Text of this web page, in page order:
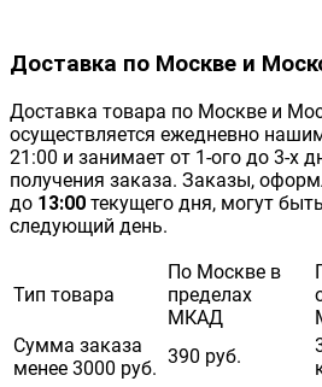
Доставка по Москве и
Доставка товара по Москве и
осуществляется ежедневно
21:00 и занимает от 1-ого до 3-х
получения заказа. Заказы,
до 13:00 текущего дня, могут
следующий день.
Тип товара
По Москве в
пределах
МКАД
Сумма заказа
менее 3000 руб.
390 руб.